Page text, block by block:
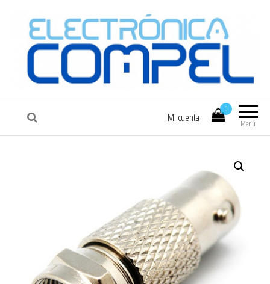
COMPEL Electrónica COMPEL
Menú
0
Mi cuenta